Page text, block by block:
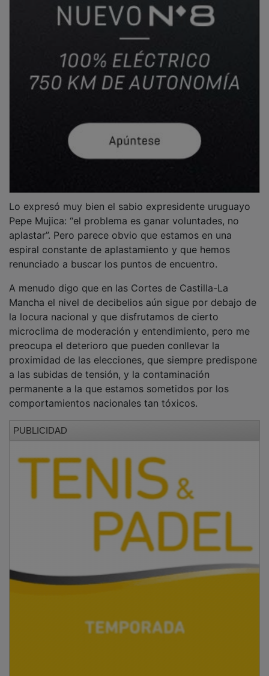
Pepe Mujica: “el problema es ganar voluntades, no
aplastar”. Pero parece obvio que estamos en una
espiral constante de aplastamiento y que hemos
renunciado a buscar los puntos de encuentro.
Mancha el nivel de decibelios aún sigue por debajo de
la locura nacional y que disfrutamos de cierto
microclima de moderación y entendimiento, pero me
preocupa el deterioro que pueden conllevar la
proximidad de las elecciones, que siempre predispone
a las subidas de tensión, y la contaminación
permanente a la que estamos sometidos por los
comportamientos nacionales tan tóxicos.